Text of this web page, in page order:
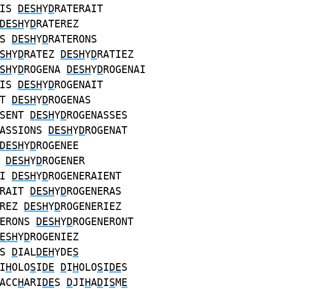
DESHYDRATERAIT
DESHYDRATEREZ
DESHYDRATERONS
YDRATEZ DESHYDRATIEZ
YDROGENA DESHYDROGENAI
DESHYDROGENAIT
DESHYDROGENAS
DESHYDROGENASSES
DESHYDROGENAT
DESHYDROGENEE
DESHYDROGENER
DESHYDROGENERAIENT
DESHYDROGENERAS
DESHYDROGENERIEZ
DESHYDROGENERONT
YDROGENIEZ
DIALDEHYDES
IHOLOSIDE DIHOLOSIDES
ACCHARIDES DJIHADISME